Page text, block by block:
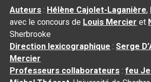
Auteurs : Hélène Cajolet-Laganière,
avec le concours de Louis Mercier et
Sherbrooke
Direction lexicographique :Serge
Mercier
Professeurs collaborateurs :feu